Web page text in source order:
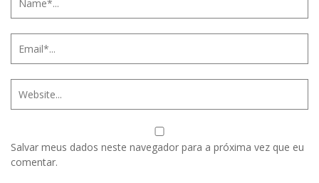
Salvar meus dados neste navegador para a próxima vez que eu
comentar.